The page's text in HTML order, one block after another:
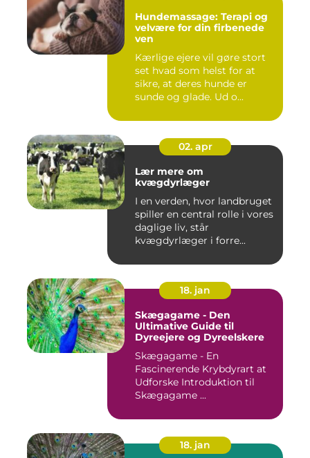
Hundemassage: Terapi og
velvære for din firbenede
ven
Kærlige ejere vil gøre stort
set hvad som helst for at
sikre, at deres hunde er
sunde og glade. Ud o...
02. apr
Lær mere om
kvægdyrlæger
I en verden, hvor landbruget
spiller en central rolle i vores
daglige liv, står
kvægdyrlæger i forre...
18. jan
Skægagame - Den
Ultimative Guide til
Dyreejere og Dyreelskere
Skægagame - En
Fascinerende Krybdyrart at
Udforske Introduktion til
Skægagame ...
18. jan